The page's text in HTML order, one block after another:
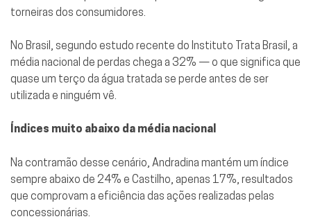
torneiras dos consumidores.
No Brasil, segundo estudo recente do Instituto Trata Brasil, a
média nacional de perdas chega a 32% — o que significa que
quase um terço da água tratada se perde antes de ser
utilizada e ninguém vê.
Índices muito abaixo da média nacional
Na contramão desse cenário, Andradina mantém um índice
sempre abaixo de 24% e Castilho, apenas 17%, resultados
que comprovam a eficiência das ações realizadas pelas
concessionárias.